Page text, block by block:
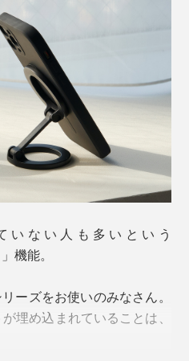
いない人も多いという
機能。
ーズをお使いのみなさん。
埋め込まれていることは、